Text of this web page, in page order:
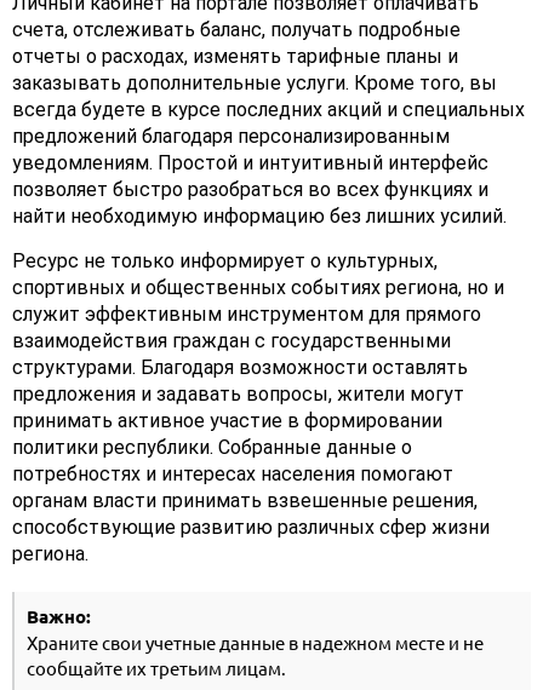
счета, отслеживать баланс, получать подробные
отчеты о расходах, изменять тарифные планы и
заказывать дополнительные услуги. Кроме того, вы
всегда будете в курсе последних акций и специальных
предложений благодаря персонализированным
уведомлениям. Простой и интуитивный интерфейс
позволяет быстро разобраться во всех функциях и
найти необходимую информацию без лишних усилий.
Ресурс не только информирует о культурных,
спортивных и общественных событиях региона, но и
служит эффективным инструментом для прямого
взаимодействия граждан с государственными
структурами. Благодаря возможности оставлять
предложения и задавать вопросы, жители могут
принимать активное участие в формировании
политики республики. Собранные данные о
потребностях и интересах населения помогают
органам власти принимать взвешенные решения,
способствующие развитию различных сфер жизни
региона.
Важно:
Храните свои учетные данные в надежном месте и не
сообщайте их третьим лицам.